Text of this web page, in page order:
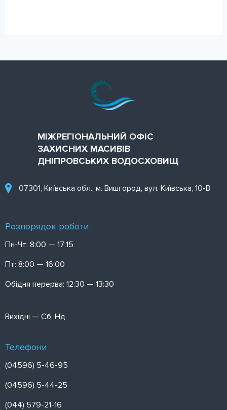
МІЖРЕГІОНАЛЬНИЙ ОФІС
ЗАХИСНИХ МАСИВІВ
ДНІПРОВСЬКИХ ВОДОСХОВИЩ
07301, Київська обл., м. Вишгород, вул. Київська, 10-В
Розпорядок роботи
Пн-Чт: 8:00 — 17:15
Пт: 8:00 — 16:00
Обідня перерва: 12:30 — 13:30
Вихідні — Сб, Нд
Телефони
(04596) 5-46-95
(04596) 5-44-25
(044) 579-21-16